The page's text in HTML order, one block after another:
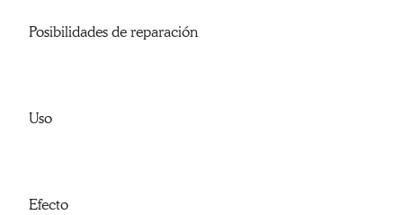
Posibilidades de reparación
Uso
Efecto